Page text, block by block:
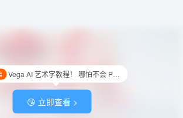
😘 立即查看 >
Vega AI 艺术字教程！ 哪怕不会 PS/SD/MJ 也能做！